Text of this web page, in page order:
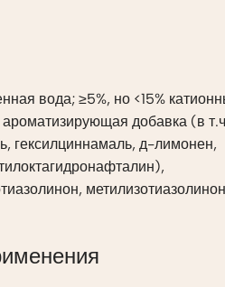
вода; ≥5%, но <15%
ароматизирующая добавка (в
гексилциннамаль, д-лимонен,